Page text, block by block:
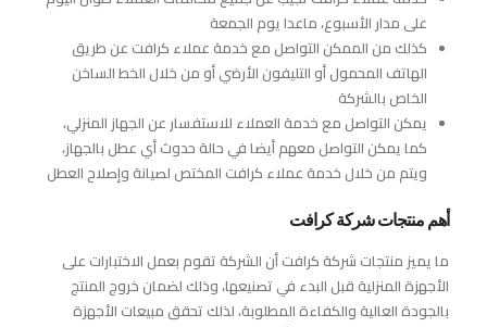
على مدار الأسبوع، ماعدا يوم الجمعة
كذلك من الممكن التواصل مع خدمة عملاء كرافت عن طريق
الهاتف المحمول أو التليفون الأرضي أو من خلال الخط الساخن
الخاص بالشركة
يمكن التواصل مع خدمة العملاء للاستفسار عن الجهاز المنزلي،
كما يمكن التواصل معهم أيضا في حالة حدوث أي عطل بالجهاز،
ويتم من خلال خدمة عملاء كرافت المختص لصيانة وإصلاح العطل
أهم منتجات شركة كرافت
ما يميز منتجات شركة كرافت أن الشركة تقوم بعمل الاختبارات على
الأجهزة المنزلية قبل البدء في تصنيعها، وذلك لضمان خروج المنتج
بالجودة العالية والكفاءة المطلوبة، لذلك تحقق مبيعات الأجهزة